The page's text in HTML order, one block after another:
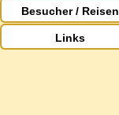
Besucher / Reisen
Links